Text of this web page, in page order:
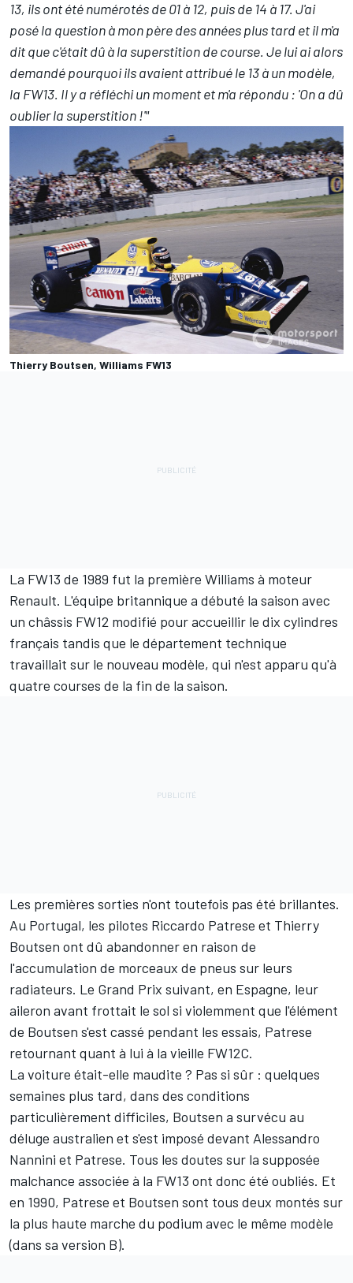
13, ils ont été numérotés de 01 à 12, puis de 14 à 17. J'ai
posé la question à mon père des années plus tard et il m'a
dit que c'était dû à la superstition de course. Je lui ai alors
demandé pourquoi ils avaient attribué le 13 à un modèle,
la FW13. Il y a réfléchi un moment et m'a répondu : 'On a dû
oublier la superstition !'"
Thierry Boutsen, Williams FW13
La FW13 de 1989 fut la première Williams à moteur
Renault. L'équipe britannique a débuté la saison avec
un châssis FW12 modifié pour accueillir le dix cylindres
français tandis que le département technique
travaillait sur le nouveau modèle, qui n'est apparu qu'à
quatre courses de la fin de la saison.
Les premières sorties n'ont toutefois pas été brillantes.
Au Portugal, les pilotes Riccardo Patrese et Thierry
Boutsen ont dû abandonner en raison de
l'accumulation de morceaux de pneus sur leurs
radiateurs. Le Grand Prix suivant, en Espagne, leur
aileron avant frottait le sol si violemment que l'élément
de Boutsen s'est cassé pendant les essais, Patrese
retournant quant à lui à la vieille FW12C.
La voiture était-elle maudite ? Pas si sûr : quelques
semaines plus tard, dans des conditions
particulièrement difficiles, Boutsen a survécu au
déluge australien et s'est imposé devant Alessandro
Nannini et Patrese. Tous les doutes sur la supposée
malchance associée à la FW13 ont donc été oubliés. Et
en 1990, Patrese et Boutsen sont tous deux montés sur
la plus haute marche du podium avec le même modèle
(dans sa version B).